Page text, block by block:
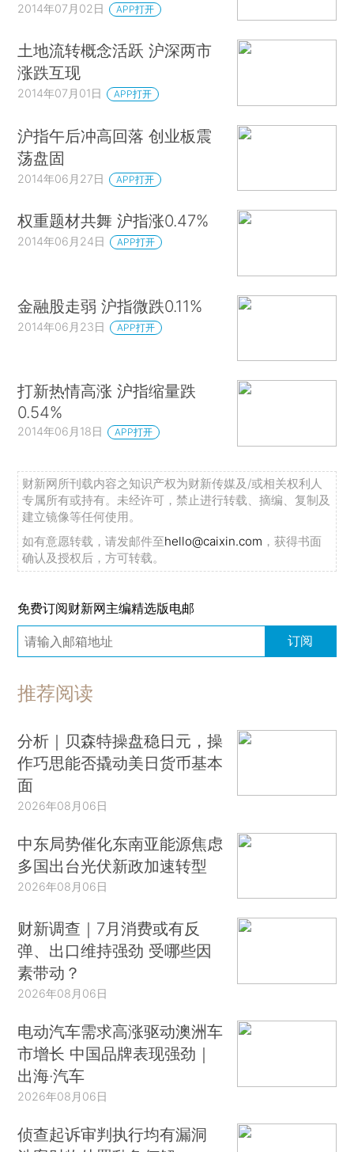
2014年07月02日 APP打开
土地流转概念活跃 沪深两市
涨跌互现
2014年07月01日 APP打开
沪指午后冲高回落 创业板震
荡盘固
2014年06月27日 APP打开
权重题材共舞 沪指涨0.47%
2014年06月24日 APP打开
金融股走弱 沪指微跌0.11%
2014年06月23日 APP打开
打新热情高涨 沪指缩量跌
0.54%
2014年06月18日 APP打开
财新网所刊载内容之知识产权为财新传媒及/或相关权利人
专属所有或持有。未经许可，禁止进行转载、摘编、复制及
建立镜像等任何使用。
如有意愿转载，请发邮件至hello@caixin.com ，获得书面
确认及授权后，方可转载。
免费订阅财新网主编精选版电邮
订阅
推荐阅读
分析｜贝森特操盘稳日元，操
作巧思能否撬动美日货币基本
面
2026年08月06日
中东局势催化东南亚能源焦虑
多国出台光伏新政加速转型
2026年08月06日
财新调查｜7月消费或有反
弹、出口维持强劲 受哪些因
素带动？
2026年08月06日
电动汽车需求高涨驱动澳洲车
市增长 中国品牌表现强劲｜
出海·汽车
2026年08月06日
侦查起诉审判执行均有漏洞